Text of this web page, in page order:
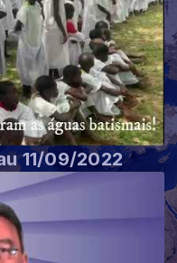
11/09/2022